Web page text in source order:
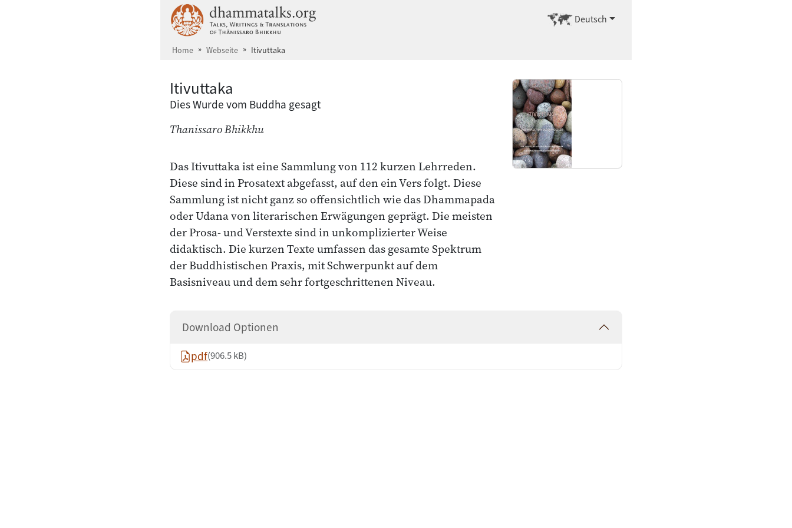
Sprache wechseln
Deutsch
Home Webseite Itivuttaka
Itivuttaka
Dies Wurde vom Buddha gesagt
Thanissaro Bhikkhu
Das Itivuttaka ist eine Sammlung von 112 kurzen Lehrreden.
Diese sind in Prosatext abgefasst, auf den ein Vers folgt. Diese
Sammlung ist nicht ganz so offensichtlich wie das Dhammapada
oder Udana von literarischen Erwägungen geprägt. Die meisten
der Prosa- und Verstexte sind in unkomplizierter Weise
didaktisch. Die kurzen Texte umfassen das gesamte Spektrum
der Buddhistischen Praxis, mit Schwerpunkt auf dem
Basisniveau und dem sehr fortgeschrittenen Niveau.
Download Optionen
pdf(906.5 kB)